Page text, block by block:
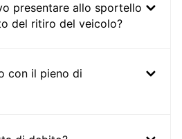
presentare allo sportello
del ritiro del veicolo?
con il pieno di